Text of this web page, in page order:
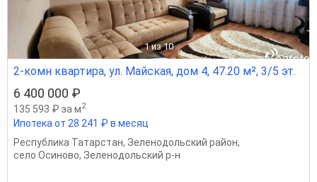
1 из 10
2-комн квартира, ул. Майская, дом 4, 47.20 м², 3/5 эт.
6 400 000 ₽
135 593 ₽ за м2
Ипотека от 28 241 ₽ в месяц
Республика Татарстан, Зеленодольский район,
село Осиново, Зеленодольский р-н